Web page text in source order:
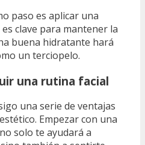
paso es aplicar una
clave para mantener la
buena hidratante hará
un terciopelo.
una rutina facial
una serie de ventajas
Empezar con una
solo te ayudará a